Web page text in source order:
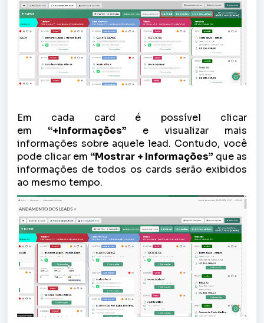
Em cada card é possível clicar
em“+Informações” e visualizar mais
informações sobre aquele lead. Contudo, você
pode clicar em“Mostrar + Informações” que as
informações de todos os cards serão exibidos
ao mesmo tempo.